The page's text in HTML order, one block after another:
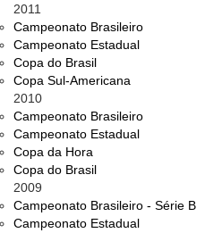
2011
Campeonato Brasileiro
Campeonato Estadual
Copa do Brasil
Copa Sul-Americana
2010
Campeonato Brasileiro
Campeonato Estadual
Copa da Hora
Copa do Brasil
2009
Campeonato Brasileiro - Série B
Campeonato Estadual